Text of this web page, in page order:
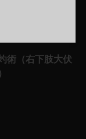
術（右下肢大伏